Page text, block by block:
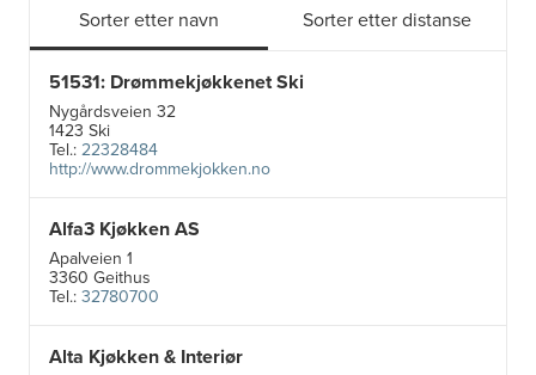
Sorter etter navn Sorter etter distanse
51531: Drømmekjøkkenet Ski
Nygårdsveien 32
1423 Ski
Tel.: 22328484
http://www.drommekjokken.no
Alfa3 Kjøkken AS
Apalveien 1
3360 Geithus
Tel.: 32780700
Alta Kjøkken & Interiør